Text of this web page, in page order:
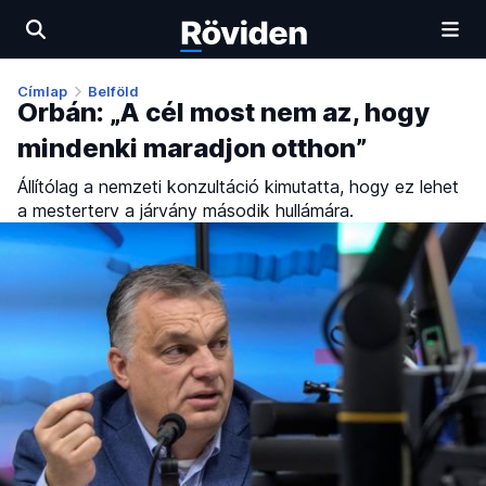
Címlap Belföld
Orbán: „A cél most nem az, hogy
mindenki maradjon otthon”
Állítólag a nemzeti konzultáció kimutatta, hogy ez lehet
a mesterterv a járvány második hullámára.